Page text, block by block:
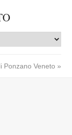
Ponzano Veneto »